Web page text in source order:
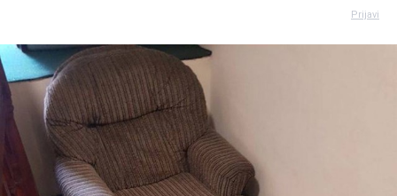
Prijavi